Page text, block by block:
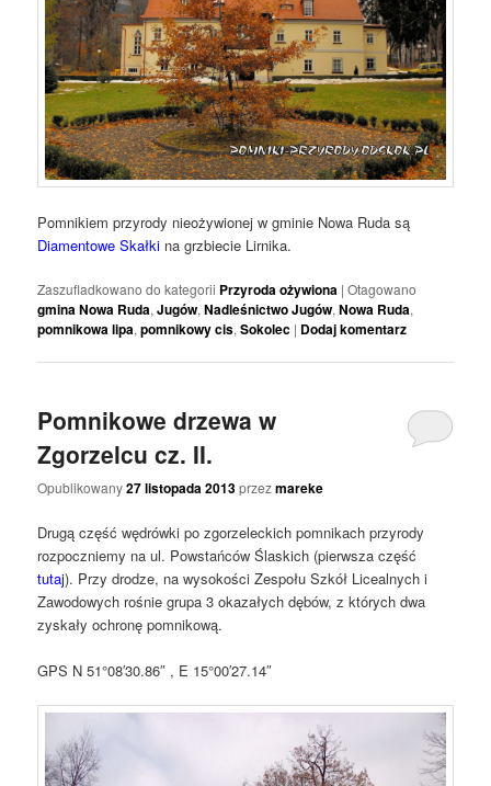
Pomnikiem przyrody nieożywionej w gminie Nowa Ruda są
Diamentowe Skałki na grzbiecie Lirnika.
Zaszufladkowano do kategorii Przyroda ożywiona |Otagowano
gmina Nowa Ruda,Jugów,Nadleśnictwo Jugów,Nowa Ruda,
pomnikowa lipa,pomnikowy cis,Sokolec | Dodaj komentarz
Pomnikowe drzewa w
Zgorzelcu cz. II.
Opublikowany27 listopada 2013przezmareke
Drugą część wędrówki po zgorzeleckich pomnikach przyrody
rozpoczniemy na ul. Powstańców Ślaskich (pierwsza część
tutaj). Przy drodze, na wysokości Zespołu Szkół Licealnych i
Zawodowych rośnie grupa 3 okazałych dębów, z których dwa
zyskały ochronę pomnikową.
GPS N 51°08′30.86″ , E 15°00′27.14″